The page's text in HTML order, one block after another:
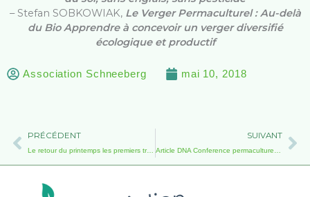
– Stefan SOBKOWIAK, Le Verger Permaculturel : Au-delà
du Bio Apprendre à concevoir un verger diversifié
écologique et productif
Association Schneeberg mai 10, 2018
Précédent
PRÉCÉDENT
Le retour du printemps les premiers travaux avril 2018
SUIVANT